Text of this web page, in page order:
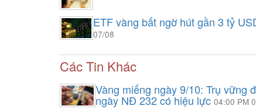
ETF vàng bất ngờ hút gần 3 tỷ
07/08
Các Tin Khác
Vàng miếng ngày 9/10: Trụ vững
ngày NĐ 232 có hiệu lực 04:00 PM